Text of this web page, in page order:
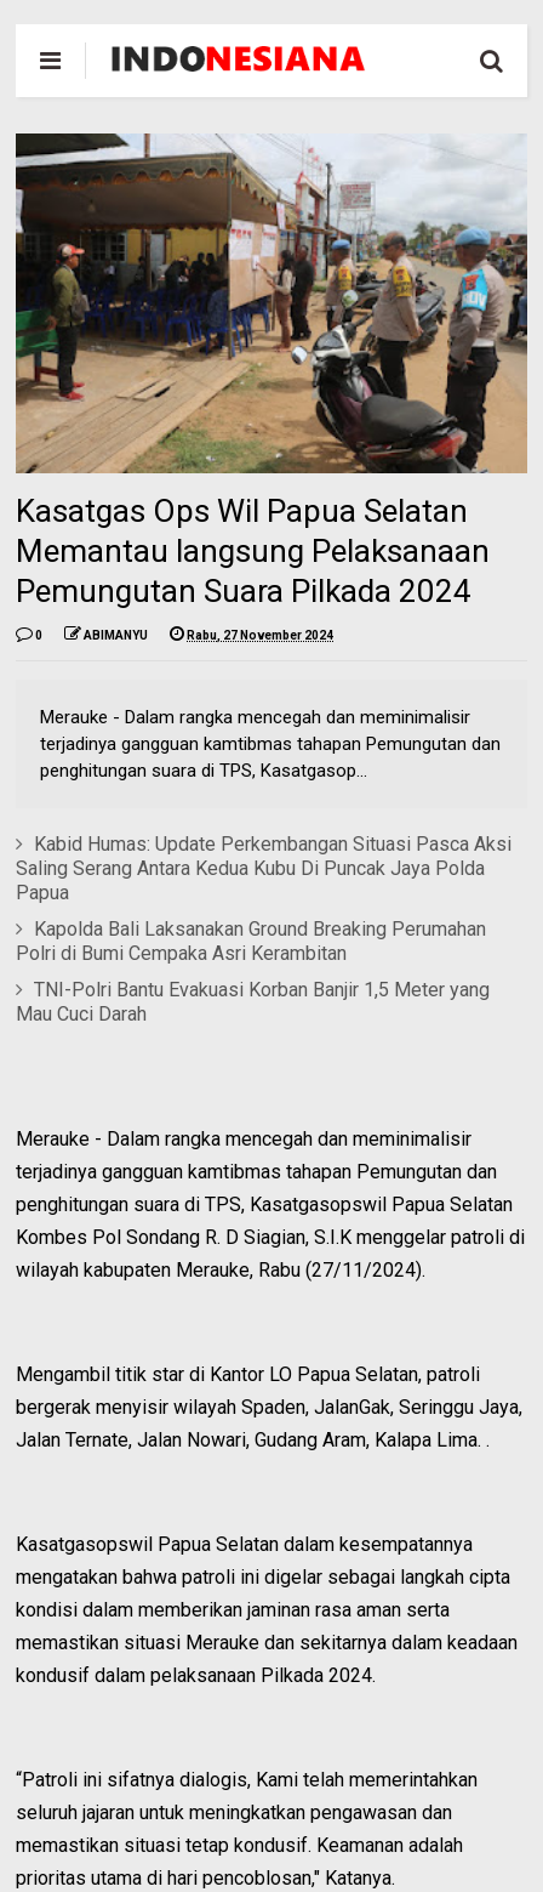
Kasatgas Ops Wil Papua Selatan
Memantau langsung Pelaksanaan
Pemungutan Suara Pilkada 2024
0 ABIMANYU Rabu, 27 November 2024
Merauke - Dalam rangka mencegah dan meminimalisir
terjadinya gangguan kamtibmas tahapan Pemungutan dan
penghitungan suara di TPS, Kasatgasop...
Kabid Humas: Update Perkembangan Situasi Pasca Aksi
Saling Serang Antara Kedua Kubu Di Puncak Jaya Polda
Papua
Kapolda Bali Laksanakan Ground Breaking Perumahan
Polri di Bumi Cempaka Asri Kerambitan
TNI-Polri Bantu Evakuasi Korban Banjir 1,5 Meter yang
Mau Cuci Darah
Merauke - Dalam rangka mencegah dan meminimalisir
terjadinya gangguan kamtibmas tahapan Pemungutan dan
penghitungan suara di TPS, Kasatgasopswil Papua Selatan
Kombes Pol Sondang R. D Siagian, S.I.K menggelar patroli di
wilayah kabupaten Merauke, Rabu (27/11/2024).
Mengambil titik star di Kantor LO Papua Selatan, patroli
bergerak menyisir wilayah Spaden, JalanGak, Seringgu Jaya,
Jalan Ternate, Jalan Nowari, Gudang Aram, Kalapa Lima. .
Kasatgasopswil Papua Selatan dalam kesempatannya
mengatakan bahwa patroli ini digelar sebagai langkah cipta
kondisi dalam memberikan jaminan rasa aman serta
memastikan situasi Merauke dan sekitarnya dalam keadaan
kondusif dalam pelaksanaan Pilkada 2024.
“Patroli ini sifatnya dialogis, Kami telah memerintahkan
seluruh jajaran untuk meningkatkan pengawasan dan
memastikan situasi tetap kondusif. Keamanan adalah
prioritas utama di hari pencoblosan," Katanya.